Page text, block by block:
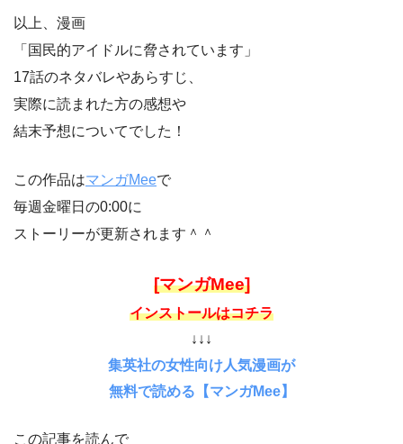
以上、漫画
「国民的アイドルに脅されています」
17話のネタバレやあらすじ、
実際に読まれた方の感想や
結末予想についてでした！
この作品はマンガMeeで
毎週金曜日の0:00に
ストーリーが更新されます＾＾
[マンガMee]
インストールはコチラ
↓↓↓
集英社の女性向け人気漫画が
無料で読める【マンガMee】
この記事を読んで